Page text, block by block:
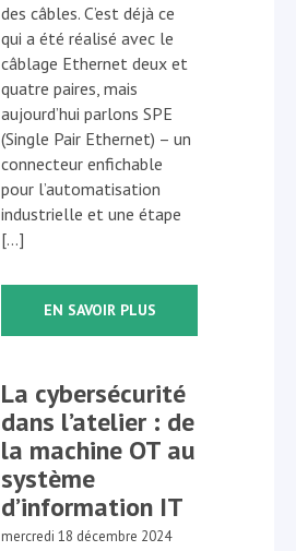
des câbles. C’est déjà ce
qui a été réalisé avec le
câblage Ethernet deux et
quatre paires, mais
aujourd’hui parlons SPE
(Single Pair Ethernet) – un
connecteur enfichable
pour l’automatisation
industrielle et une étape
[…]
EN SAVOIR PLUS
La cybersécurité
dans l’atelier : de
la machine OT au
système
d’information IT
mercredi 18 décembre 2024